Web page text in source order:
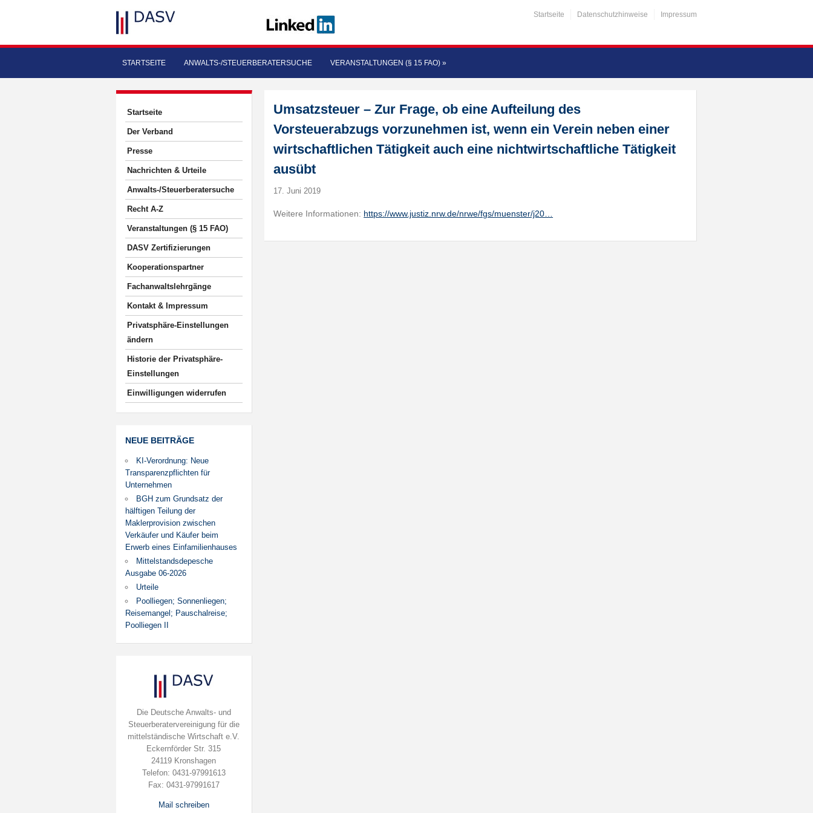
Startseite Datenschutzhinweise Impressum
STARTSEITE ANWALTS-/STEUERBERATERSUCHE VERANSTALTUNGEN (§ 15 FAO) »
Startseite
Der Verband
Presse
Nachrichten & Urteile
Anwalts-/Steuerberatersuche
Recht A-Z
Veranstaltungen (§ 15 FAO)
DASV Zertifizierungen
Kooperationspartner
Fachanwaltslehrgänge
Kontakt & Impressum
Privatsphäre-Einstellungen
ändern
Historie der Privatsphäre-
Einstellungen
Einwilligungen widerrufen
NEUE BEITRÄGE
KI-Verordnung: Neue
Transparenzpflichten für
Unternehmen
BGH zum Grundsatz der
hälftigen Teilung der
Maklerprovision zwischen
Verkäufer und Käufer beim
Erwerb eines Einfamilienhauses
Mittelstandsdepesche
Ausgabe 06-2026
Urteile
Poolliegen; Sonnenliegen;
Reisemangel; Pauschalreise;
Poolliegen II
Die Deutsche Anwalts- und
Steuerberatervereinigung für die
mittelständische Wirtschaft e.V.
Eckernförder Str. 315
24119 Kronshagen
Telefon: 0431-97991613
Fax: 0431-97991617
Mail schreiben
Umsatzsteuer – Zur Frage, ob eine Aufteilung des
Vorsteuerabzugs vorzunehmen ist, wenn ein Verein neben einer
wirtschaftlichen Tätigkeit auch eine nichtwirtschaftliche Tätigkeit
ausübt
17. Juni 2019
Weitere Informationen: https://www.justiz.nrw.de/nrwe/fgs/muenster/j20…